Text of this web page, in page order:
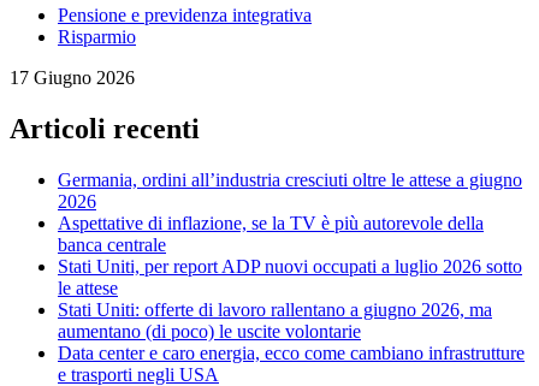
Pensione e previdenza integrativa
Risparmio
17 Giugno 2026
Articoli recenti
Germania, ordini all’industria cresciuti oltre le attese a giugno
2026
Aspettative di inflazione, se la TV è più autorevole della
banca centrale
Stati Uniti, per report ADP nuovi occupati a luglio 2026 sotto
le attese
Stati Uniti: offerte di lavoro rallentano a giugno 2026, ma
aumentano (di poco) le uscite volontarie
Data center e caro energia, ecco come cambiano infrastrutture
e trasporti negli USA